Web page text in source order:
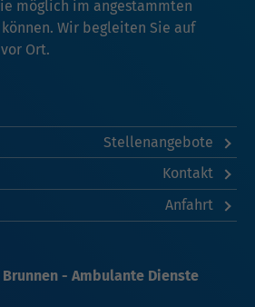
möglich im angestammten
Wir begleiten Sie auf
Ort.
Stellenangebote
Kontakt
Anfahrt
Brunnen - Ambulante Dienste